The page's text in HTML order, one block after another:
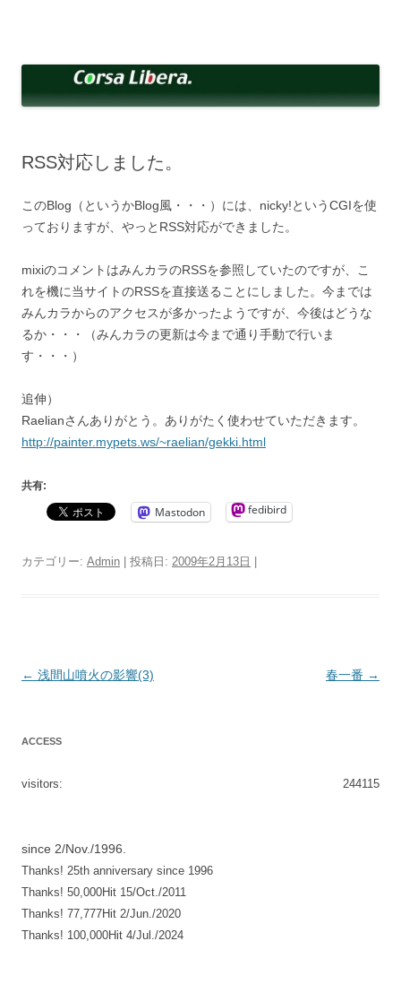
へ
ッ
RSS対応しました。
このBlog（というかBlog風・・・）には、nicky!というCGIを使
っておりますが、やっとRSS対応ができました。
mixiのコメントはみんカラのRSSを参照していたのですが、こ
れを機に当サイトのRSSを直接送ることにしました。今までは
みんカラからのアクセスが多かったようですが、今後はどうな
るか・・・（みんカラの更新は今まで通り手動で行いま
す・・・）
追伸）
Raelianさんありがとう。ありがたく使わせていただきます。
http://painter.mypets.ws/~raelian/gekki.html
共有:
Mastodon fedibird
カテゴリー: Admin | 投稿日: 2009年2月13日 |
投
ョ
ン
← 浅間山噴火の影響(3) 春一番 →
ACCESS
244115
visitors:
since 2/Nov./1996.
Thanks! 25th anniversary since 1996
Thanks! 50,000Hit 15/Oct./2011
Thanks! 77,777Hit 2/Jun./2020
Thanks! 100,000Hit 4/Jul./2024